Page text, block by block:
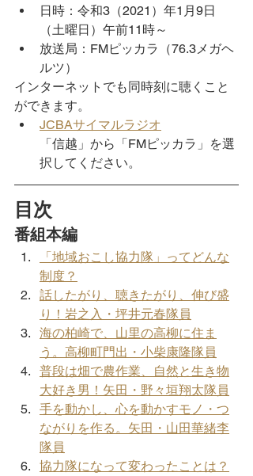
日時：令和3（2021）年1月9日
（土曜日）午前11時～
放送局：FMピッカラ（76.3メガヘ
ルツ）
インターネットでも同時刻に聴くこと
ができます。
JCBAサイマルラジオ
「信越」から「FMピッカラ」を選
択してください。
目次
番組本編
「地域おこし協力隊」ってどんな
制度？
話したがり、聴きたがり、伸び盛
り！岩之入・坪井元春隊員
海の柏崎で、山里の高柳に住ま
う。高柳町門出・小柴康隆隊員
普段は畑で農作業、自然と生き物
大好き男！矢田・野々垣翔太隊員
手を動かし、心を動かすモノ・つ
ながりを作る。矢田・山田華緒李
隊員
協力隊になって変わったことは？